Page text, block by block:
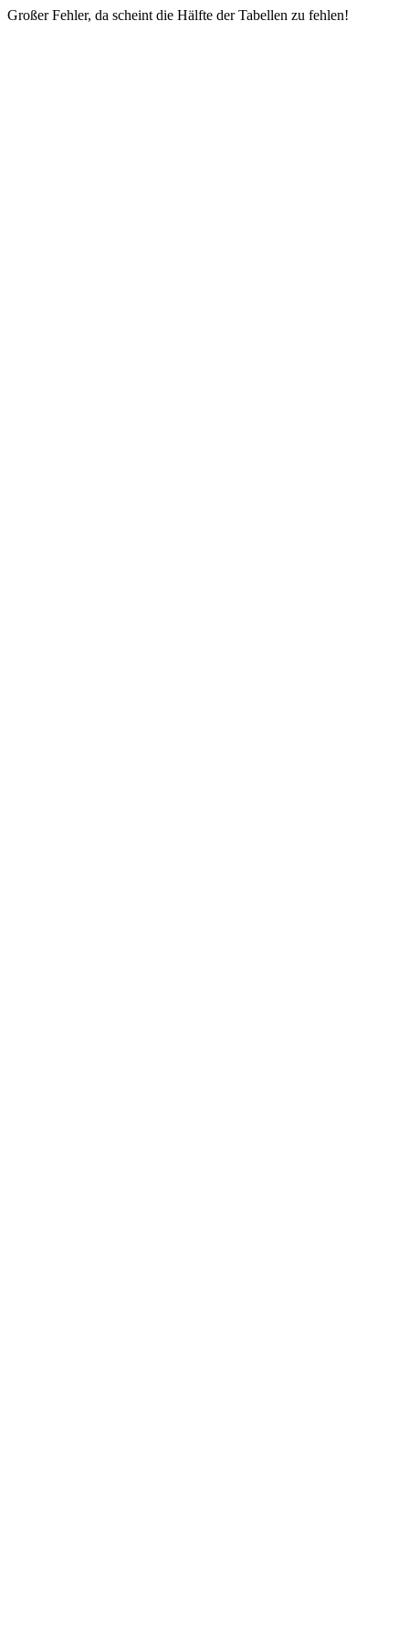
Großer Fehler, da scheint die Hälfte der Tabellen zu fehlen!